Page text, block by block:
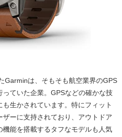
Garminは、そもそも航空業界のGPS
ていた企業。GPSなどの確かな技
生かされています。特にフィット
ーに支持されており、アウトドア
能を搭載するタフなモデルも人気